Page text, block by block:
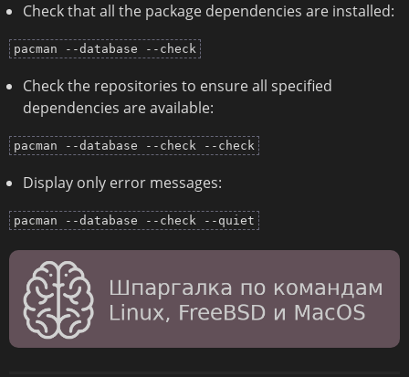
Check that all the package dependencies are installed:
pacman --database --check
Check the repositories to ensure all specified
dependencies are available:
pacman --database --check --check
Display only error messages:
pacman --database --check --quiet